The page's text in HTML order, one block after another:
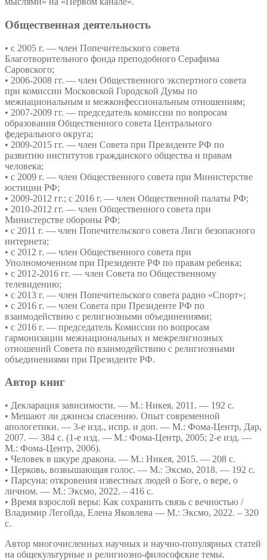
Общественная деятельность
• с 2005 г. — член Попечительского совета
Благотворительного фонда преподобного Серафима
Саровского;
• 2006-2008 гг. — член Общественного экспертного совета
при комиссии Московской Городской Думы по
межнациональным и межконфессиональным отношениям;
• 2007-2009 гг. — председатель комиссии по вопросам
образования Общественного совета Центрального
федерального округа;
• 2009-2015 гг. — член Совета при Президенте РФ по
развитию институтов гражданского общества и правам
человека;
• с 2009 г. — член Общественного совета при Министерстве
юстиции РФ;
• 2009-2012 гг.; с 2016 г. — член Общественной палаты РФ;
• 2010-2012 гг. — член Общественного совета при
Министерстве обороны РФ;
• с 2011 г. — член Попечительского совета Лиги безопасного
интернета;
• с 2012 г. — член Общественного совета при
Уполномоченном при Президенте РФ по правам ребенка;
• с 2012-2016 гг. — член Совета по Общественному
телевидению;
• с 2013 г. — член Попечительского совета радио «Спорт»;
• с 2016 г. — член Совета при Президенте РФ по
взаимодействию с религиозными объединениями;
• с 2016 г. ― председатель Комиссии по вопросам
гармонизации межнациональных и межрелигиозных
отношений Совета по взаимодействию с религиозными
объединениями при Президенте РФ.
Автор книг
• Декларация зависимости. — М.: Никея, 2011. — 192 с.
• Мешают ли джинсы спасению. Опыт современной
апологетики. — 3-е изд., испр. и доп. — М.: Фома-Центр, Дар,
2007. — 384 с. (1-е изд. — М.: Фома-Центр, 2005; 2-е изд. —
М.: Фома-Центр, 2006).
• Человек в шкуре дракона. — М.: Никея, 2015. — 208 с.
• Церковь, возвышающая голос. — М.: Эксмо, 2018. — 192 с.
• Парсуна: откровения известных людей о Боге, о вере, о
личном. — М.: Эксмо, 2022. – 416 с.
• Время взрослой веры: Как сохранить связь с вечностью /
Владимир Легойда, Елена Яковлева — М.: Эксмо, 2022. – 320
с.
Автор многочисленных научных и научно-популярных статей
на общекультурные и религиозно-философские темы.